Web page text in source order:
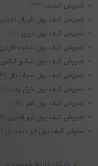
آموزش امنیت (۲۴)
آموزش کیف پول الیپال تایتان
آموزش کیف پول ترزور (۸)
آموزش کیف پول سخت افزاری
آموزش کیف پول سکیو ایکس
آموزش کیف پول سیف پال (۴)
آموزش کیف پول کول ولت (۸)
آموزش کیف پول لجر (۱۹)
آموزش کیف پول نرم افزاری (۷۸)
معرفی کیف پول ارز دیجیتال (۲۷)